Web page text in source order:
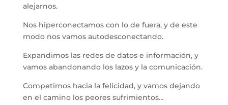
alejarnos.
Nos hiperconectamos con lo de fuera, y de este
modo nos vamos autodesconectando.
Expandimos las redes de datos e información, y
vamos abandonando los lazos y la comunicación.
Competimos hacia la felicidad, y vamos dejando
en el camino los peores sufrimientos…